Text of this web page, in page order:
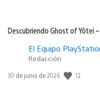
Descubriendo Ghost of Yōtei
El Equipo
Redacción
Fecha
30 de junio de 2026 12